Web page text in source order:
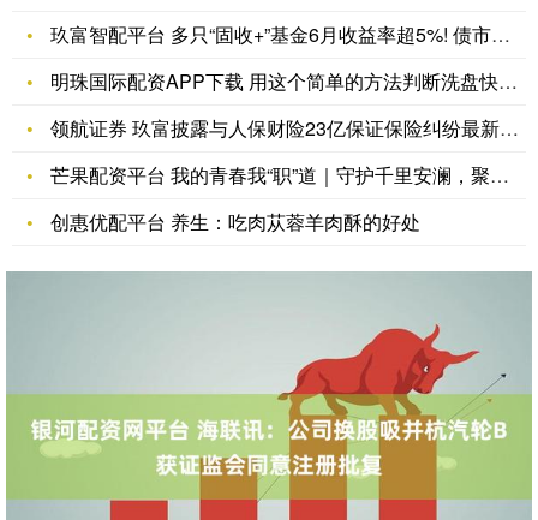
玖富智配平台 多只“固收+”基金6月收益率超5%! 债市利多
明珠国际配资APP下载 用这个简单的方法判断洗盘快结束
领航证券 玖富披露与人保财险23亿保证保险纠纷最新进展
芒果配资平台 我的青春我“职”道｜守护千里安澜，聚力珠江流域
创惠优配平台 养生：吃肉苁蓉羊肉酥的好处